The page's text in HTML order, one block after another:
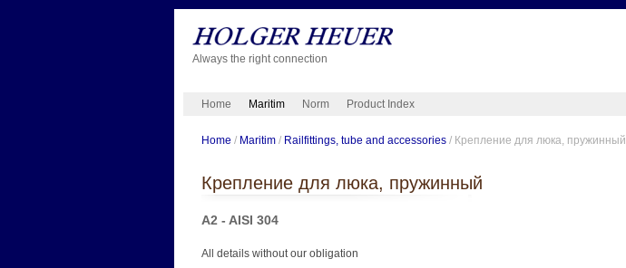
Always the right connection
Home Maritim Norm Product Index
Home / Maritim/ Railfittings, tube and accessories/ Крепление для люка, пружинный
Крепление для люка, пружинный
A2 - AISI 304
All details without our obligation